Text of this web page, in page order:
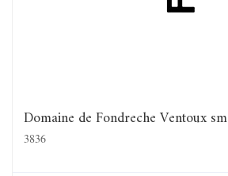
Domaine de Fondreche Ventoux
3836